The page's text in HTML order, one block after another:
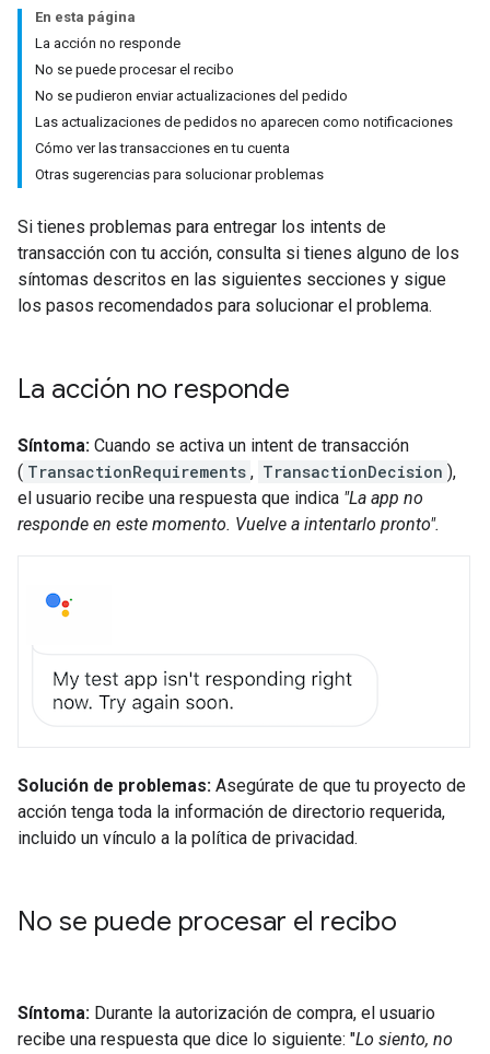
En esta página
La acción no responde
No se puede procesar el recibo
No se pudieron enviar actualizaciones del pedido
Las actualizaciones de pedidos no aparecen como notificaciones
Cómo ver las transacciones en tu cuenta
Otras sugerencias para solucionar problemas
Si tienes problemas para entregar los intents de
transacción con tu acción, consulta si tienes alguno de los
síntomas descritos en las siguientes secciones y sigue
los pasos recomendados para solucionar el problema.
La acción no responde
Síntoma: Cuando se activa un intent de transacción
( TransactionRequirements , TransactionDecision ),
el usuario recibe una respuesta que indica "La app no
responde en este momento. Vuelve a intentarlo pronto".
Solución de problemas: Asegúrate de que tu proyecto de
acción tenga toda la información de directorio requerida,
incluido un vínculo a la política de privacidad.
No se puede procesar el recibo
Síntoma: Durante la autorización de compra, el usuario
recibe una respuesta que dice lo siguiente: "Lo siento, no